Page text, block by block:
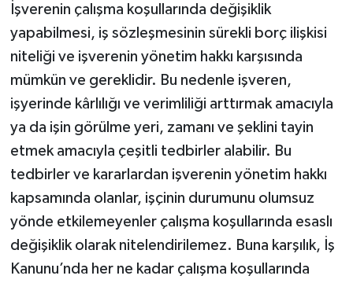
İşverenin çalışma koşullarında değişiklik
yapabilmesi, iş sözleşmesinin sürekli borç ilişkisi
niteliği ve işverenin yönetim hakkı karşısında
mümkün ve gereklidir. Bu nedenle işveren,
işyerinde kârlılığı ve verimliliği arttırmak amacıyla
ya da işin görülme yeri, zamanı ve şeklini tayin
etmek amacıyla çeşitli tedbirler alabilir. Bu
tedbirler ve kararlardan işverenin yönetim hakkı
kapsamında olanlar, işçinin durumunu olumsuz
yönde etkilemeyenler çalışma koşullarında esaslı
değişiklik olarak nitelendirilemez. Buna karşılık, İş
Kanunu’nda her ne kadar çalışma koşullarında